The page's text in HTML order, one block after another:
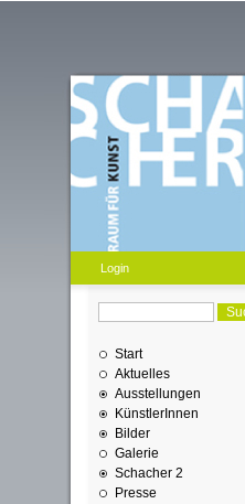
Login
Start
Aktuelles
Ausstellungen
KünstlerInnen
Bilder
Galerie
Schacher 2
Presse